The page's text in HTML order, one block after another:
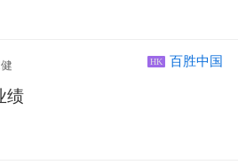
HK 百胜中国
绩